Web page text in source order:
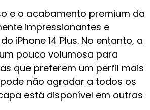
e o acabamento premium da
impressionantes e
iPhone 14 Plus. No entanto, a
pouco volumosa para
que preferem um perfil mais
não agradar a todos os
está disponível em outras